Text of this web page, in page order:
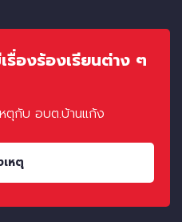
รื่องร้องเรียนต่าง ๆ
หตุกับ อบต.บ้านแก้ง
เหตุ